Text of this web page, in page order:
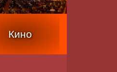
Кино